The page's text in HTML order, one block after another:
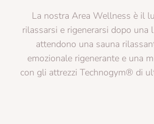
Wellness è il luogo ideale per
dopo una lunga giornata. Ti
sauna rilassante, una doccia
e una moderna palestra
Technogym® di ultima generazione.